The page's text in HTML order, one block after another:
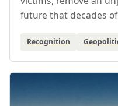
future that decades
Recognition